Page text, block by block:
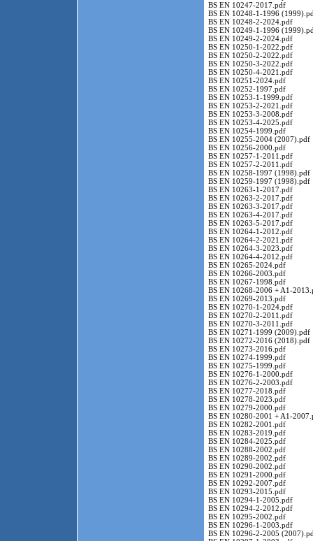
BS EN 10247-2017.pdf
BS EN 10248-1-1996
BS EN 10248-2-2024.pdf
BS EN 10249-1-1996
BS EN 10249-2-2024.pdf
BS EN 10250-1-2022.pdf
BS EN 10250-2-2022.pdf
BS EN 10250-3-2022.pdf
BS EN 10250-4-2021.pdf
BS EN 10251-2024.pdf
BS EN 10252-1997.pdf
BS EN 10253-1-1999.pdf
BS EN 10253-2-2021.pdf
BS EN 10253-3-2008.pdf
BS EN 10253-4-2025.pdf
BS EN 10254-1999.pdf
BS EN 10255-2004 (2007).pdf
BS EN 10256-2000.pdf
BS EN 10257-1-2011.pdf
BS EN 10257-2-2011.pdf
BS EN 10258-1997 (1998).pdf
BS EN 10259-1997 (1998).pdf
BS EN 10263-1-2017.pdf
BS EN 10263-2-2017.pdf
BS EN 10263-3-2017.pdf
BS EN 10263-4-2017.pdf
BS EN 10263-5-2017.pdf
BS EN 10264-1-2012.pdf
BS EN 10264-2-2021.pdf
BS EN 10264-3-2023.pdf
BS EN 10264-4-2012.pdf
BS EN 10265-2024.pdf
BS EN 10266-2003.pdf
BS EN 10267-1998.pdf
BS EN 10268-2006 + A1-
BS EN 10269-2013.pdf
BS EN 10270-1-2024.pdf
BS EN 10270-2-2011.pdf
BS EN 10270-3-2011.pdf
BS EN 10271-1999 (2009).pdf
BS EN 10272-2016 (2018).pdf
BS EN 10273-2016.pdf
BS EN 10274-1999.pdf
BS EN 10275-1999.pdf
BS EN 10276-1-2000.pdf
BS EN 10276-2-2003.pdf
BS EN 10277-2018.pdf
BS EN 10278-2023.pdf
BS EN 10279-2000.pdf
BS EN 10280-2001 + A1-
BS EN 10282-2001.pdf
BS EN 10283-2019.pdf
BS EN 10284-2025.pdf
BS EN 10288-2002.pdf
BS EN 10289-2002.pdf
BS EN 10290-2002.pdf
BS EN 10291-2000.pdf
BS EN 10292-2007.pdf
BS EN 10293-2015.pdf
BS EN 10294-1-2005.pdf
BS EN 10294-2-2012.pdf
BS EN 10295-2002.pdf
BS EN 10296-1-2003.pdf
BS EN 10296-2-2005